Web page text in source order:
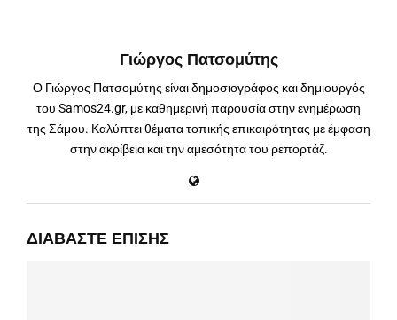
Γιώργος Πατσομύτης
Ο Γιώργος Πατσομύτης είναι δημοσιογράφος και δημιουργός
του Samos24.gr, με καθημερινή παρουσία στην ενημέρωση
της Σάμου. Καλύπτει θέματα τοπικής επικαιρότητας με έμφαση
στην ακρίβεια και την αμεσότητα του ρεπορτάζ.
ΔΙΑΒΆΣΤΕ ΕΠΊΣΗΣ